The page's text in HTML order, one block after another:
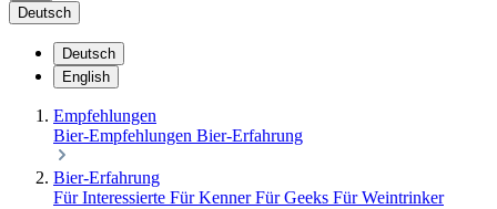
Deutsch
Deutsch
English
Empfehlungen
Bier-Empfehlungen Bier-Erfahrung
Bier-Erfahrung
Für Interessierte Für KennerFür Geeks Für Weintrinker